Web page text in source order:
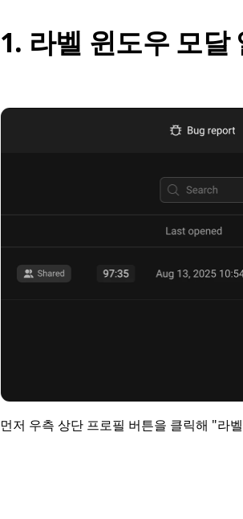
1. 라벨 윈도우 모달
먼저 우측 상단 프로필 버튼을 클릭해 "라